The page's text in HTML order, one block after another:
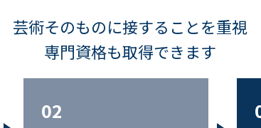
芸術そのものに接することを重視
専門資格も取得できます
02